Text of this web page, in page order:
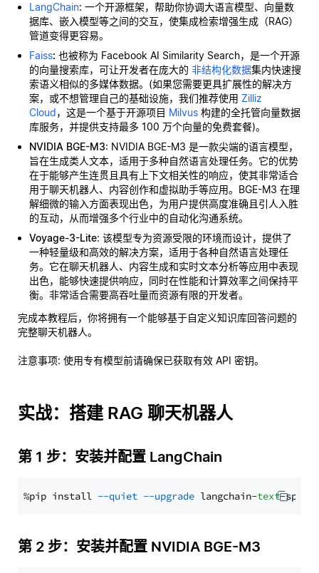
LangChain: 一个开源框架，帮助你协调大语言模型、向量数
据库、嵌入模型等之间的交互，使集成检索增强生成（RAG）
管道变得更容易。
Faiss: 也被称为 Facebook AI Similarity Search，是一个开源
的向量搜索库，可让开发者在庞大的 非结构化数据集内快速搜
索语义相似的多媒体数据。(如果您需要更具扩展性的解决方
案，或不想管理自己的基础设施，我们推荐使用 Zilliz
Cloud，这是一个基于开源项目 Milvus 构建的全托管向量数据
库服务，并提供支持最多 100 万个向量的免费套餐)。
NVIDIA BGE-M3: NVIDIA BGE-M3 是一款尖端的语言模型，
旨在生成类人文本，适用于多种自然语言处理任务。它的优势
在于能够产生连贯且具有上下文相关性的响应，使其非常适合
用于聊天机器人、内容创作和虚拟助手等应用。BGE-M3 在理
解细微的输入方面表现出色，为用户提供高度准确且引人入胜
的互动，从而增强多个行业中的自动化沟通系统。
Voyage-3-Lite: 该模型专为资源受限的环境而设计，提供了
一种轻量级和高效的解决方案，适用于各种自然语言处理任
务。它在聊天机器人、内容生成和实时文本分析等应用中表现
出色，能够快速提供响应，同时在性能和计算效率之间保持平
衡。非常适合需要高吞吐量而资源有限的开发者。
完成本教程后，你将拥有一个能够基于自定义知识库回答问题的
完整聊天机器人。
注意事项: 使用专有模型前请确保已获取有效 API 密钥。
实战：搭建 RAG 聊天机器人
第 1 步：安装并配置 LangChain
%pip install --quiet --upgrade langchain-text
第 2 步：安装并配置 NVIDIA BGE-M3